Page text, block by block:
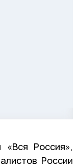
Россия»,
России